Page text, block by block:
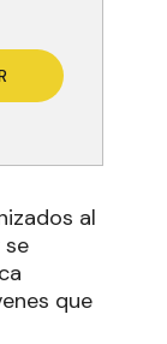
al
que